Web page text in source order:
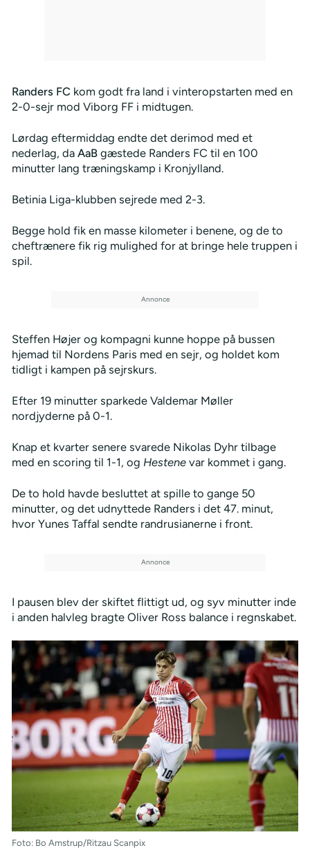
Randers FC kom godt fra land i vinteropstarten med en
2-0-sejr mod Viborg FF i midtugen.
Lørdag eftermiddag endte det derimod med et
nederlag, da AaBgæstede Randers FC til en 100
minutter lang træningskamp i Kronjylland.
Betinia Liga-klubben sejrede med 2-3.
Begge hold fik en masse kilometer i benene, og de to
cheftrænere fik rig mulighed for at bringe hele truppen i
spil.
Steffen Højer og kompagni kunne hoppe på bussen
hjemad til Nordens Paris med en sejr, og holdet kom
tidligt i kampen på sejrskurs.
Efter 19 minutter sparkede Valdemar Møller
nordjyderne på 0-1.
Knap et kvarter senere svarede Nikolas Dyhr tilbage
med en scoring til 1-1, og Hestene var kommet i gang.
De to hold havde besluttet at spille to gange 50
minutter, og det udnyttede Randers i det 47. minut,
hvor Yunes Taffal sendte randrusianerne i front.
I pausen blev der skiftet flittigt ud, og syv minutter inde
i anden halvleg bragte Oliver Ross balance i regnskabet.
Foto: Bo Amstrup/Ritzau Scanpix